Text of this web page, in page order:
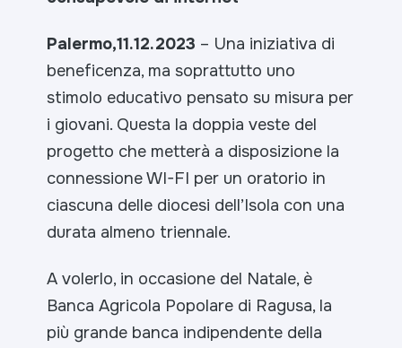
Palermo,11.12.2023 – Una iniziativa di
beneficenza, ma soprattutto uno
stimolo educativo pensato su misura per
i giovani. Questa la doppia veste del
progetto che metterà a disposizione la
connessione WI-FI per un oratorio in
ciascuna delle diocesi dell’Isola con una
durata almeno triennale.
A volerlo, in occasione del Natale, è
Banca Agricola Popolare di Ragusa, la
più grande banca indipendente della